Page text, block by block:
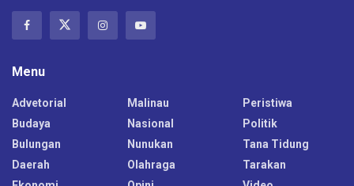
Menu
Advetorial
Budaya
Bulungan
Daerah
Malinau
Nasional
Nunukan
Olahraga
Peristiwa
Politik
Tana Tidung
Tarakan